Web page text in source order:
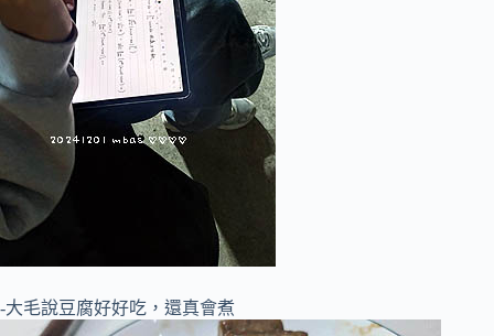
-大毛說豆腐好好吃，還真會煮